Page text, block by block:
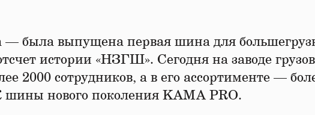
— была выпущена первая шина для
истории «НЗГШ». Сегодня на заводе
2000 сотрудников, а в его ассортименте —
нового поколения KAMA PRO.